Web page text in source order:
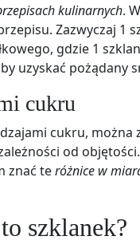
kulinarnych.
Zazwyczaj 1
gdzie 1
uzyskać pożądany
cukru
cukru, można
od
znać teróżnice w
szklanek?